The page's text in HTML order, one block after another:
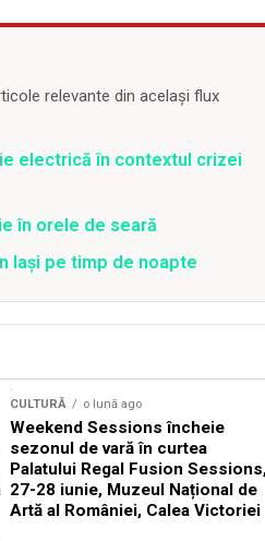
relevante din același flux
electrică în contextul crizei
în orele de seară
Iași pe timp de noapte
CULTURĂ o lună ago
Weekend Sessions încheie
sezonul de vară în curtea
Palatului Regal Fusion
27-28 iunie, Muzeul Național de
Artă al României, Calea Victoriei